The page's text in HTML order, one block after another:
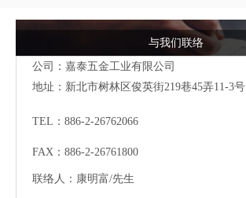
与我们联络
公司：嘉泰五金工业有限公司
地址： 新北市树林区俊英街219巷45弄11-3号
TEL：886-2-26762066
FAX：886-2-26761800
联络人：康明富/先生